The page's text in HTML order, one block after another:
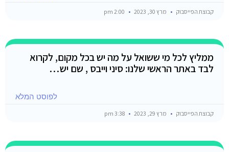
קבוצת הפייסבוק מרץ 30, 2023
ממליץ לכל מי ששואל על מה יש בכל מקום, לקרוא
לבד באתר הראשי שלנו: סיני וייבס , שם יש…
לפוסט המלא
קבוצת הפייסבוק מרץ 29, 2023